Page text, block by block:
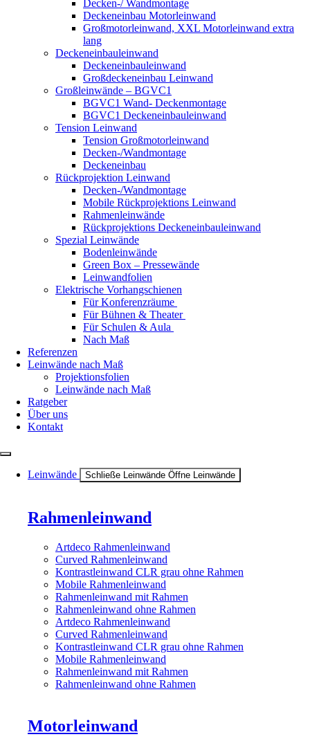
Decken-/ Wandmontage
Deckeneinbau Motorleinwand
Großmotorleinwand, XXL Motorleinwand extra
lang
Deckeneinbauleinwand
Deckeneinbauleinwand
Großdeckeneinbau Leinwand
Großleinwände – BGVC1
BGVC1 Wand- Deckenmontage
BGVC1 Deckeneinbauleinwand
Tension Leinwand
Tension Großmotorleinwand
Decken-/Wandmontage
Deckeneinbau
Rückprojektion Leinwand
Decken-/Wandmontage
Mobile Rückprojektions Leinwand
Rahmenleinwände
Rückprojektions Deckeneinbauleinwand
Spezial Leinwände
Bodenleinwände
Green Box – Pressewände
Leinwandfolien
Elektrische Vorhangschienen
Für Konferenzräume
Für Bühnen & Theater
Für Schulen & Aula
Nach Maß
Referenzen
Leinwände nach Maß
Projektionsfolien
Leinwände nach Maß
Ratgeber
Über uns
Kontakt
Leinwände Schließe Leinwände Öffne Leinwände
Rahmenleinwand
Artdeco Rahmenleinwand
Curved Rahmenleinwand
Kontrastleinwand CLR grau ohne Rahmen
Mobile Rahmenleinwand
Rahmenleinwand mit Rahmen
Rahmenleinwand ohne Rahmen
Artdeco Rahmenleinwand
Curved Rahmenleinwand
Kontrastleinwand CLR grau ohne Rahmen
Mobile Rahmenleinwand
Rahmenleinwand mit Rahmen
Rahmenleinwand ohne Rahmen
Motorleinwand